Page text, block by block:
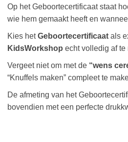
Op het Geboortecertificaat staat
wie hem gemaakt heeft en
Kies hetGeboortecertificaat als
KidsWorkshop echt volledig af te
Vergeet niet om met de “wens
“Knuffels maken” compleet te
De afmeting van het
bovendien met een perfecte